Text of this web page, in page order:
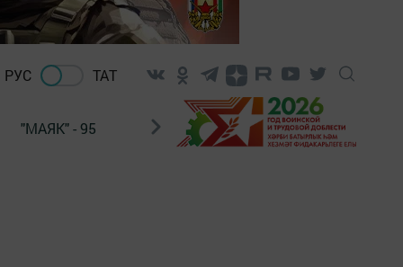
РУС ТАТ
"МАЯК" - 95 "ГУЛЬСТАН" НАШ ПОЧТАЛЬОН